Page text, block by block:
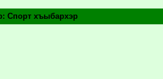
Спорт хъыбархэр